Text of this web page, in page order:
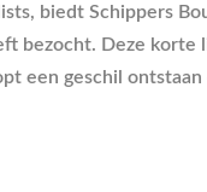
biedt Schippers
bezocht. Deze korte
een geschil